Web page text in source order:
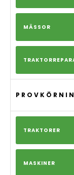
MÄSSOR
TRAKTORER
MASKINER